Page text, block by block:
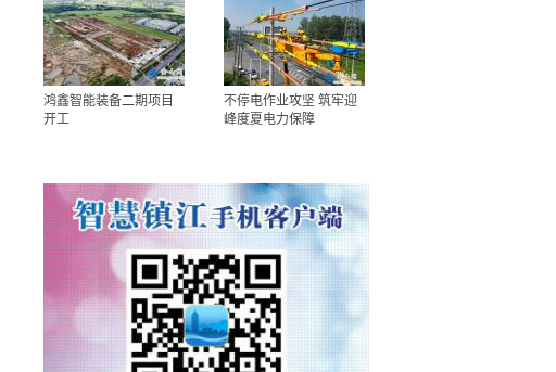
鸿鑫智能装备二期项目
开工
不停电作业攻坚 筑牢迎
峰度夏电力保障